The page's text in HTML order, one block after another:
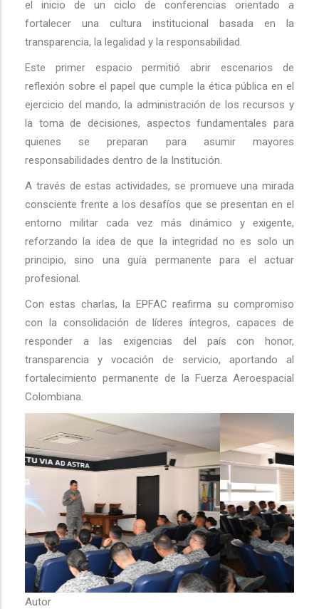
el inicio de un ciclo de conferencias orientado a
fortalecer una cultura institucional basada en la
transparencia, la legalidad y la responsabilidad.
Este primer espacio permitió abrir escenarios de
reflexión sobre el papel que cumple la ética pública en el
ejercicio del mando, la administración de los recursos y
la toma de decisiones, aspectos fundamentales para
quienes se preparan para asumir mayores
responsabilidades dentro de la Institución.
A través de estas actividades, se promueve una mirada
consciente frente a los desafíos que se presentan en el
entorno militar cada vez más dinámico y exigente,
reforzando la idea de que la integridad no es solo un
principio, sino una guía permanente para el actuar
profesional.
Con estas charlas, la EPFAC reafirma su compromiso
con la consolidación de líderes íntegros, capaces de
responder a las exigencias del país con honor,
transparencia y vocación de servicio, aportando al
fortalecimiento permanente de la Fuerza Aeroespacial
Colombiana.
Autor